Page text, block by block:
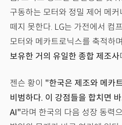
구동하는 모터와 정밀 제어 메
떼지 못한다. LG는 가전에서 컴
모터와 메카트로닉스를 축적하며
보유한 거의 유일한 종합 제조사
젠슨 황이 "한국은 제조와 메카
비범하다. 이 강점들을 합치면
AI"라며 한국의 다음 성장 동력